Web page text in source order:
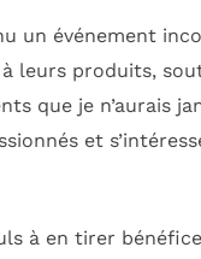
un événement
à leurs produits,
que je n’aurais
et
à en tirer